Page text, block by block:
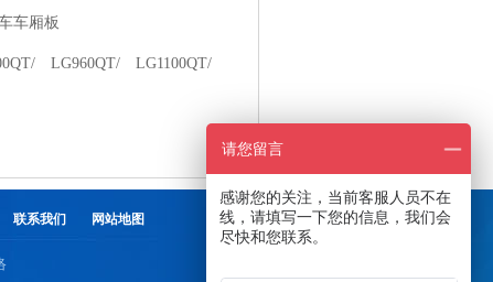
车厢板
LG960QT/ LG1100QT/
联系我们 网站地图
请您留言
感谢您的关注，当前客服人员不在
线，请填写一下您的信息，我们会
尽快和您联系。